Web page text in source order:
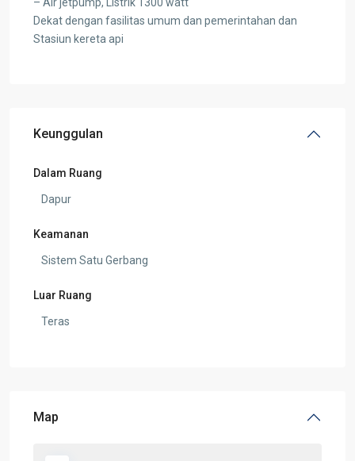
Dekat dengan fasilitas umum dan pemerintahan dan
Stasiun kereta api
Keunggulan
Dalam Ruang
Dapur
Keamanan
Sistem Satu Gerbang
Luar Ruang
Teras
Map